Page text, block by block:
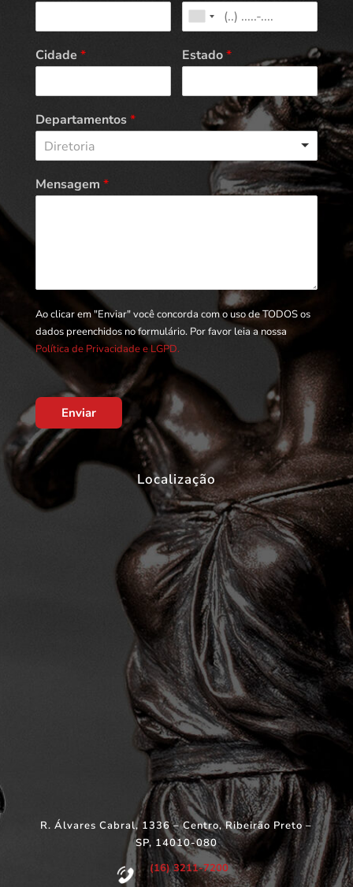
Cidade * Estado*
Departamentos*
Diretoria
Mensagem *
Ao clicar em "Enviar" você concorda com o uso de TODOS os
dados preenchidos no formulário. Por favor leia a nossa
Política de Privacidade e LGPD.
Enviar
Localização
R. Álvares Cabral, 1336 – Centro, Ribeirão Preto –
SP, 14010-080
(16) 3211-7200